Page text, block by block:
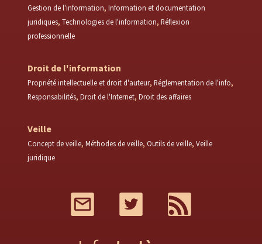
Gestion de l'information Information et documentation
juridiques Technologies de l'information Réflexion
professionnelle
Droit de l'information
Propriété intellectuelle et droit d'auteur Réglementation de l'info
Responsabilités Droit de l'Internet Droit des affaires
Veille
Concept de veille Méthodes de veille Outils de veille Veille
juridique
Twitter